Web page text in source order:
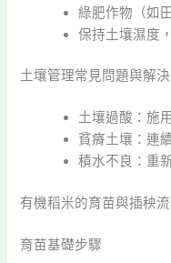
綠肥作物（如
保持土壤濕度
土壤管理常見問題與解
土壤過酸：施
貧瘠土壤：連
積水不良：重
有機稻米的育苗與插秧
育苗基礎步驟